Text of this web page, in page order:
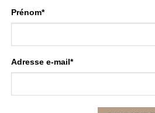
Prénom*
Adresse e-mail*